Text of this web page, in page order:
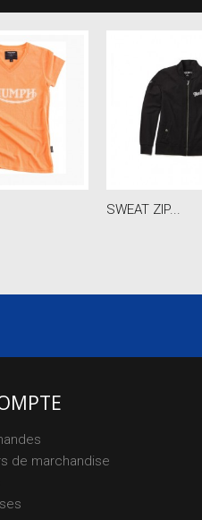
SWEAT ZIP...
de marchandise